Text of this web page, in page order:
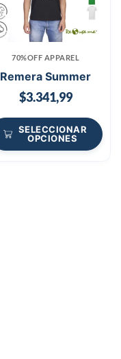
70%OFF APPAREL
Remera Summer
$3.341,99
SELECCIONAR
OPCIONES